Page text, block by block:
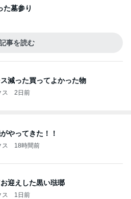
た墓参り
事を読む
減った買ってよかった物
ス 2日前
やってきた！！
ス 18時間前
迎えした黒い琺瑯
ス 1日前